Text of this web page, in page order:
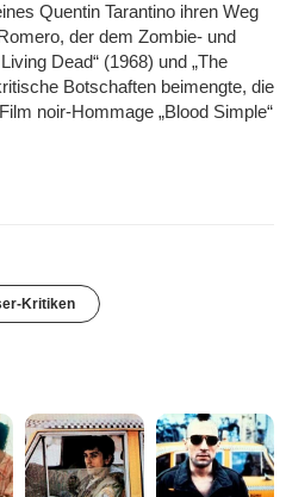
Quentin Tarantino ihren Weg
der dem Zombie- und
Dead“ (1968) und „The
Botschaften beimengte, die
noir-Hommage „Blood Simple“
Kritiken